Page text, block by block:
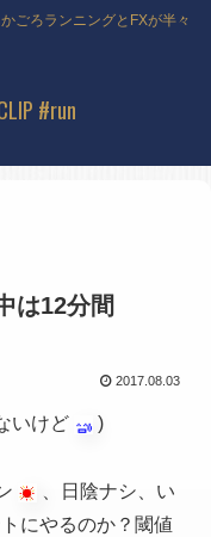
ごろランニングとFXが半々
#run
は12分間
2017.08.03
いけど )
、日陰ナシ、い
にやるのか？閾値